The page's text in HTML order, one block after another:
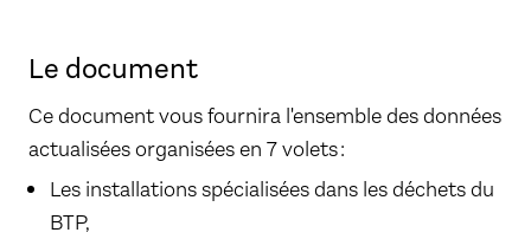
Le document
Ce document vous fournira l'ensemble des données
actualisées organisées en 7 volets :
Les installations spécialisées dans les déchets du
BTP,